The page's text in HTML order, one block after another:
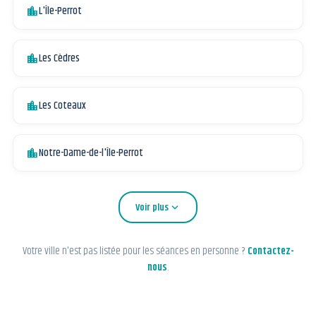
location_cityL'Île-Perrot
location_cityLes Cèdres
location_cityLes Coteaux
location_cityNotre-Dame-de-l'Île-Perrot
Voir plusexpand_more
Votre ville n'est pas listée pour les séances en personne ? Contactez-
nous.